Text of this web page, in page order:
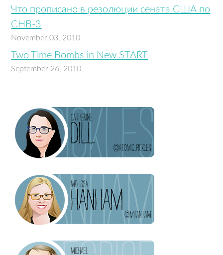
Что прописано в резолюции сената США по
СНВ-3
November 03, 2010
Two Time Bombs in New START
September 26, 2010